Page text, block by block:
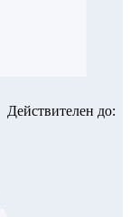
Действителен до: